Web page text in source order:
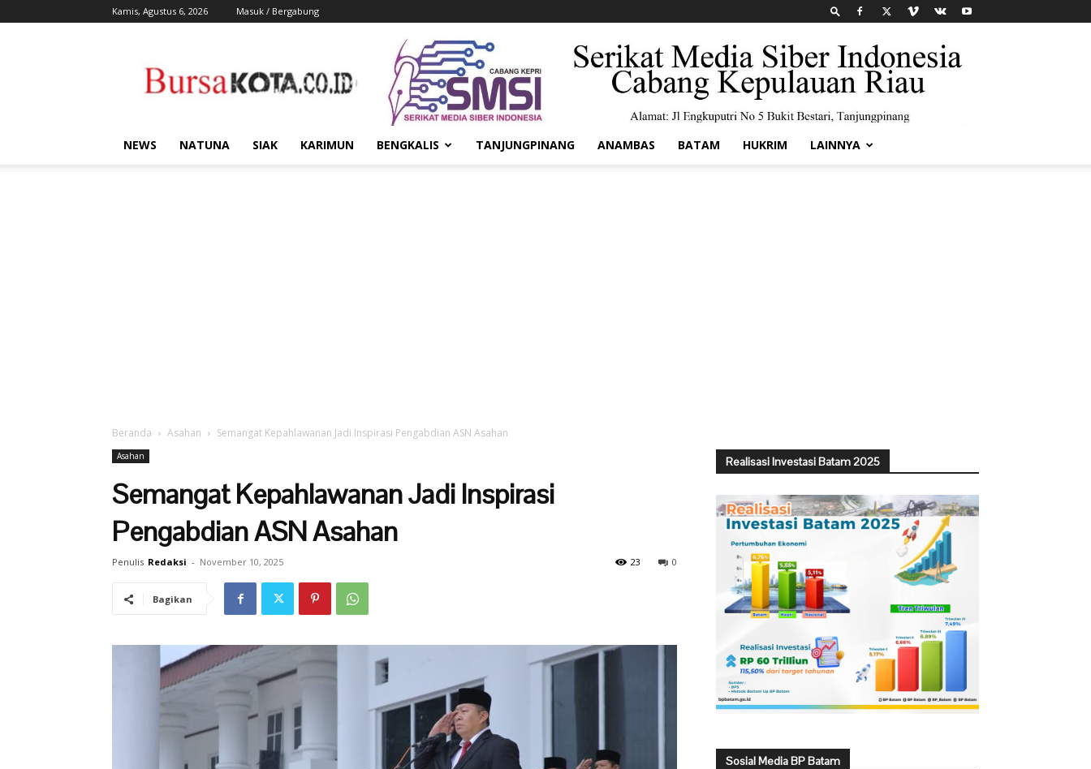
Kamis, Agustus 6, 2026 Masuk / Bergabung
Kota
NEWS NATUNA SIAK KARIMUN BENGKALIS TANJUNGPINANG ANAMBAS BATAM HUKRIM LAINNYA
Beranda Asahan Semangat Kepahlawanan Jadi Inspirasi Pengabdian ASN Asahan
Asahan
Semangat Kepahlawanan Jadi Inspirasi
Pengabdian ASN Asahan
Penulis Redaksi - November 10, 2025 0
23
Bagikan
Realisasi Investasi Batam 2025
Sosial Media BP Batam